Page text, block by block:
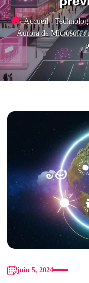
Accueil -
Aurora de Microsoft :
juin 5, 2024